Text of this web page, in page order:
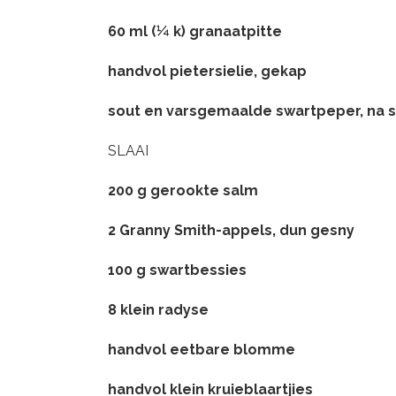
60 ml (¼ k) granaatpitte
handvol pietersielie, gekap
sout en varsgemaalde swartpeper, na
SLAAI
200 g gerookte salm
2 Granny Smith-appels, dun gesny
100 g swartbessies
8 klein radyse
handvol eetbare blomme
handvol klein kruieblaartjies